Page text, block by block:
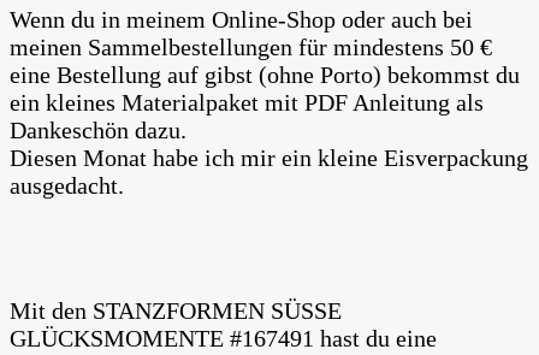
Wenn du in meinem Online-Shop oder auch bei
meinen Sammelbestellungen für mindestens 50 €
eine Bestellung auf gibst (ohne Porto) bekommst du
ein kleines Materialpaket mit PDF Anleitung als
Dankeschön dazu.
Diesen Monat habe ich mir ein kleine Eisverpackung
ausgedacht.
Mit den STANZFORMEN SÜSSE
GLÜCKSMOMENTE #167491 hast du eine